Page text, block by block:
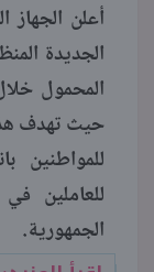
أعلن
الجديدة
حيث تهدف
للمواطنين
للعاملين
الجمهورية.